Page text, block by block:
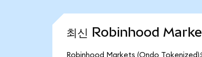
최신 Robinhood
Robinhood Markets (Ondo Tokenized)